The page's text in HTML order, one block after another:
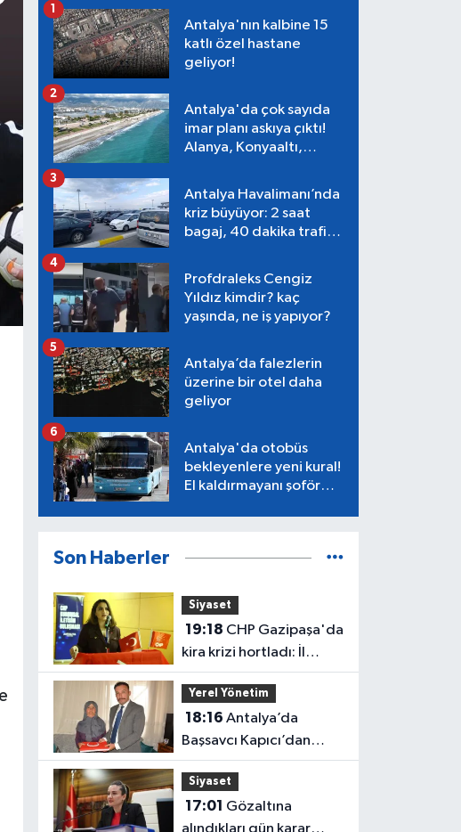
Antalya'nın kalbine 15
katlı özel hastane
geliyor!
1
Antalya'da çok sayıda
imar planı askıya çıktı!
Alanya, Konyaaltı,
2
Antalya Havalimanı’nda
kriz büyüyor: 2 saat
bagaj, 40 dakika trafik,
3
Profdraleks Cengiz
Yıldız kimdir? kaç
yaşında, ne iş yapıyor?
4
Antalya’da falezlerin
üzerine bir otel daha
geliyor
5
Antalya'da otobüs
bekleyenlere yeni kural!
El kaldırmayanı şoför
6
Son Haberler
Siyaset
19:18
kira krizi hortladı: İl
Başkanlığı mahkemeye
gitti
Yerel Yönetim
18:16
Başsavcı Kapıcı’dan
şehit annesi Aysel
Belen’e anlamlı ziyaret
Siyaset
17:01